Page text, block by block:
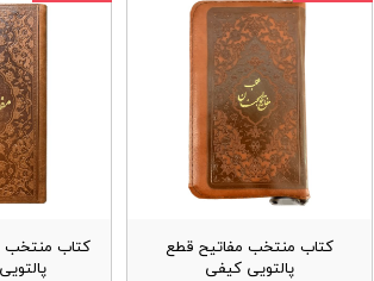
کتاب منتخب مفاتیح قطع
پالتویی کیفی
کتاب منتخب